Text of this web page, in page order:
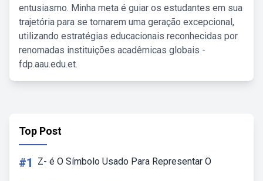
entusiasmo. Minha meta é guiar os estudantes em sua
trajetória para se tornarem uma geração excepcional,
utilizando estratégias educacionais reconhecidas por
renomadas instituições acadêmicas globais -
fdp.aau.edu.et.
Top Post
#1 Z- é O Símbolo Usado Para Representar O